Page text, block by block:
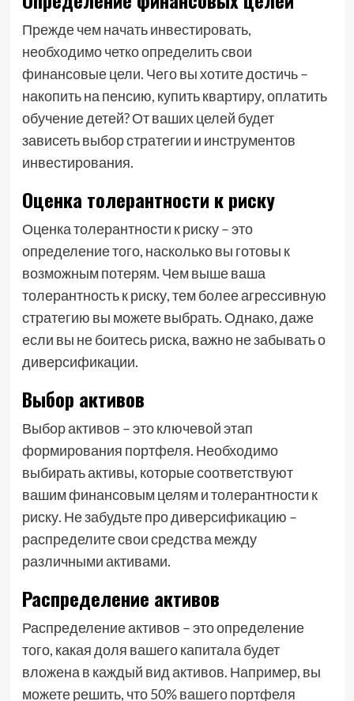
Прежде чем начать инвестировать,
необходимо четко определить свои
финансовые цели. Чего вы хотите достичь –
накопить на пенсию, купить квартиру, оплатить
обучение детей? От ваших целей будет
зависеть выбор стратегии и инструментов
инвестирования.
Оценка толерантности к риску
Оценка толерантности к риску – это
определение того, насколько вы готовы к
возможным потерям. Чем выше ваша
толерантность к риску, тем более агрессивную
стратегию вы можете выбрать. Однако, даже
если вы не боитесь риска, важно не забывать о
диверсификации.
Выбор активов
Выбор активов – это ключевой этап
формирования портфеля. Необходимо
выбирать активы, которые соответствуют
вашим финансовым целям и толерантности к
риску. Не забудьте про диверсификацию –
распределите свои средства между
различными активами.
Распределение активов
Распределение активов – это определение
того, какая доля вашего капитала будет
вложена в каждый вид активов. Например, вы
можете решить, что 50% вашего портфеля